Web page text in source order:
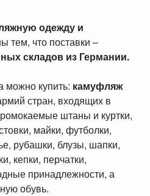
одежду и
тем, что поставки –
складов из Германии.
можно купить: камуфляж
стран, входящих в
штаны и куртки,
майки, футболки,
рубашки, блузы, шапки,
кепки, перчатки,
принадлежности, а
обувь.